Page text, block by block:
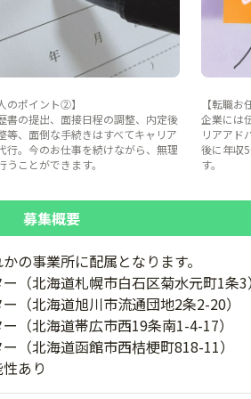
のポイント②】
書の提出、面接日程の調整、内定後
等、面倒な手続きはすべてキャリア
行。今のお仕事を続けながら、無理
ことができます。
【転職
企業には
リアアド
後に年収
す。
募集概要
の事業所に配属となります。
ー（北海道札幌市白石区菊水元町1条
（北海道旭川市流通団地2条2-20）
（北海道帯広市西19条南1-4-17）
（北海道函館市西桔梗町818-11）
あり